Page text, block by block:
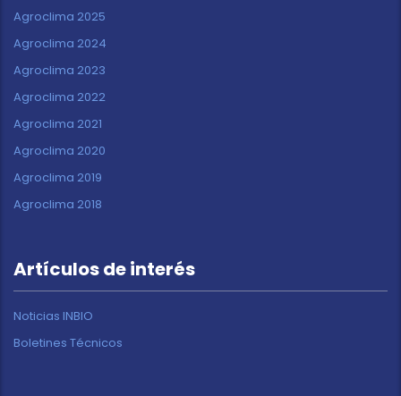
Agroclima 2025
Agroclima 2024
Agroclima 2023
Agroclima 2022
Agroclima 2021
Agroclima 2020
Agroclima 2019
Agroclima 2018
Artículos de interés
Noticias INBIO
Boletines Técnicos